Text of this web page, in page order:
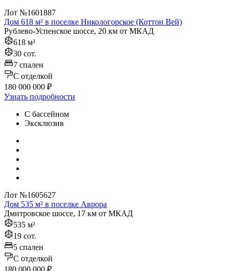
Лот №1601887
Дом 618 м² в поселке Никологорское (Коттон Вей)
Рублево-Успенское шоссе, 20 км от МКАД
618 м²
30 сот.
7 спален
C отделкой
180 000 000 ₽
Узнать подробности
С бассейном
Эксклюзив
Лот №1605627
Дом 535 м² в поселке Аврора
Дмитровское шоссе, 17 км от МКАД
535 м²
19 сот.
5 спален
C отделкой